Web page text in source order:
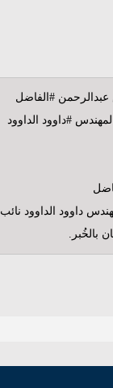
عبدالرحمن #الفاضل
#داوود الداوود
داوود الداوود
بالخُبر.